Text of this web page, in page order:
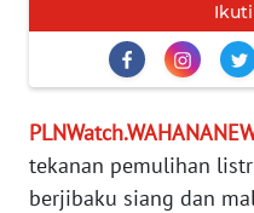
tekanan pemulihan
berjibaku siang dan
DISCLAIMER